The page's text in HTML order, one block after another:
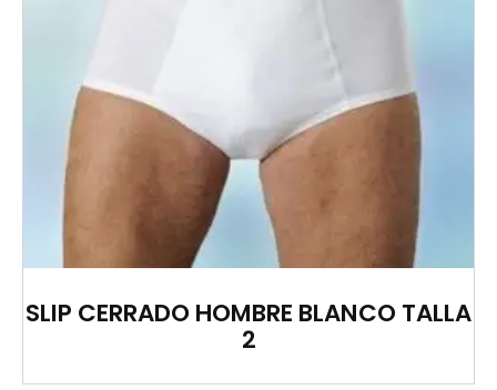
SLIP CERRADO HOMBRE BLANCO TALLA
2